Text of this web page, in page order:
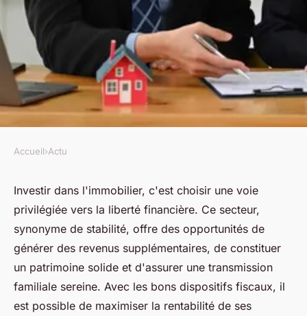
Les avantages d'être un
investisseur en immobilier
jean•16 février 2024•2 min de lecture
Accueil›Actu
Investir dans l'immobilier, c'est choisir une voie
privilégiée vers la liberté financière. Ce secteur,
synonyme de stabilité, offre des opportunités de
générer des revenus supplémentaires, de constituer
un patrimoine solide et d'assurer une transmission
familiale sereine. Avec les bons dispositifs fiscaux, il
est possible de maximiser la rentabilité de ses